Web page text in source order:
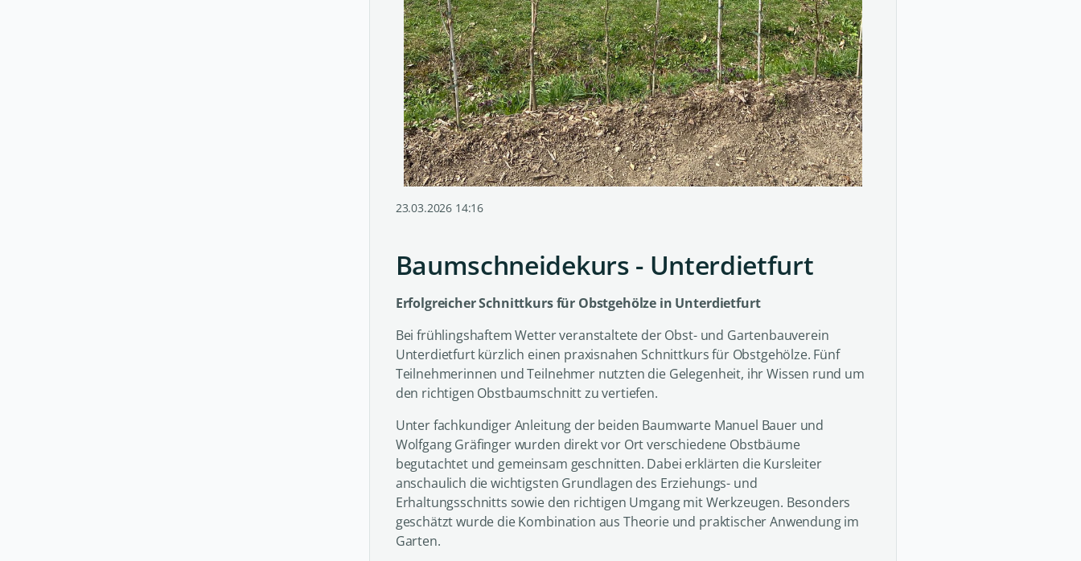
23.03.2026 14:16
Baumschneidekurs - Unterdietfurt
Erfolgreicher Schnittkurs für Obstgehölze in Unterdietfurt
Bei frühlingshaftem Wetter veranstaltete der Obst- und Gartenbauverein
Unterdietfurt kürzlich einen praxisnahen Schnittkurs für Obstgehölze. Fünf
Teilnehmerinnen und Teilnehmer nutzten die Gelegenheit, ihr Wissen rund um
den richtigen Obstbaumschnitt zu vertiefen.
Unter fachkundiger Anleitung der beiden Baumwarte Manuel Bauer und
Wolfgang Gräfinger wurden direkt vor Ort verschiedene Obstbäume
begutachtet und gemeinsam geschnitten. Dabei erklärten die Kursleiter
anschaulich die wichtigsten Grundlagen des Erziehungs- und
Erhaltungsschnitts sowie den richtigen Umgang mit Werkzeugen. Besonders
geschätzt wurde die Kombination aus Theorie und praktischer Anwendung im
Garten.